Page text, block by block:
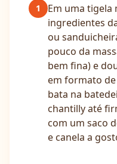
1
Em uma
ingredientes
ou
pouco da
bem fina) e
em formato
bata na
chantilly até
com um saco
e canela a